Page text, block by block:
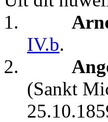
1.
IV.b.
2.
(Sankt